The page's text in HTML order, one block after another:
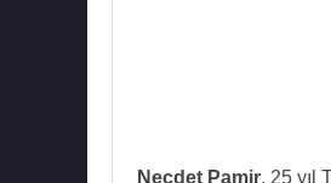
Necdet Pamir, 25 yıl